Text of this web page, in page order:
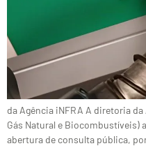
da Agência iNFRA A diretoria
Gás Natural e Biocombustíveis)
abertura de consulta pública,